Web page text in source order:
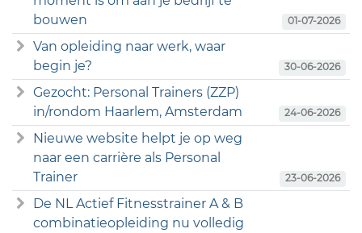
bouwen
01-07-2026
Van opleiding naar werk, waar
begin je?
30-06-2026
Gezocht: Personal Trainers (ZZP)
in/rondom Haarlem, Amsterdam
24-06-2026
Nieuwe website helpt je op weg
naar een carrière als Personal
Trainer
23-06-2026
De NL Actief Fitnesstrainer A & B
combinatieopleiding nu volledig